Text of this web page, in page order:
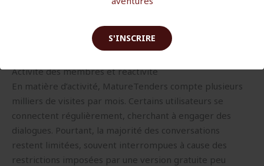
S'INSCRIRE
une tentative de gonfler artificiellement la base
Activité des membres et réactivité
En matière d’activité, MatureTenders compte plusieurs
milliers de visites par mois. Certains utilisateurs se
connectent régulièrement, cherchant à engager des
dialogues. Pourtant, la majorité des conversations
restent limitées, souvent interrompues à cause des
restrictions imposées par une version gratuite peu